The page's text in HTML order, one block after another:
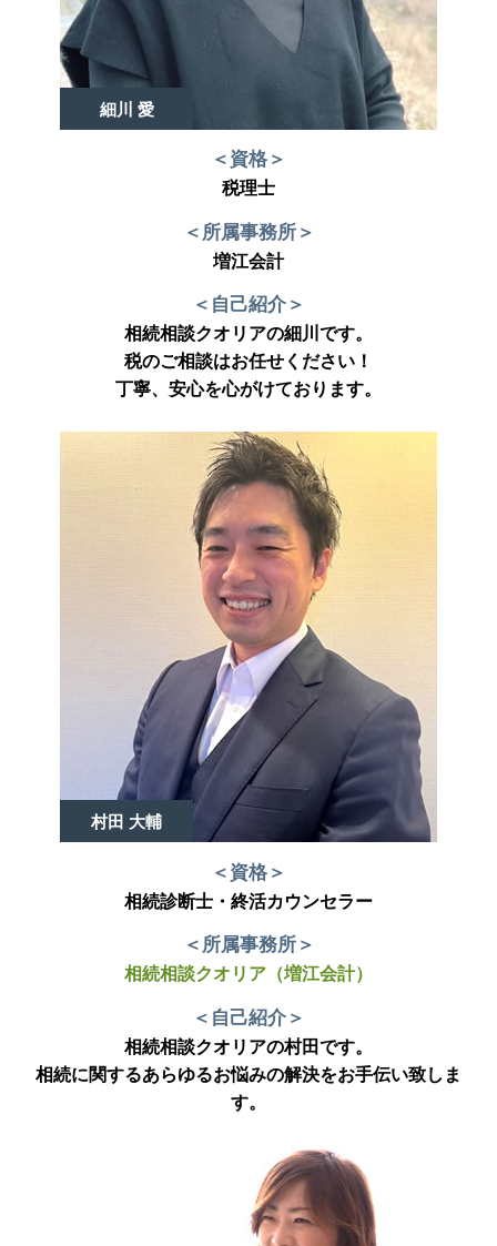
細川 愛
＜資格＞
税理士
＜所属事務所＞
増江会計
＜自己紹介＞
相続相談クオリアの細川です。
税のご相談はお任せください！
丁寧、安心を心がけております。
村田 大輔
＜資格＞
相続診断士・終活カウンセラー
＜所属事務所＞
相続相談クオリア（増江会計）
＜自己紹介＞
相続相談クオリアの村田です。
相続に関するあらゆるお悩みの解決をお手伝い致しま
す。